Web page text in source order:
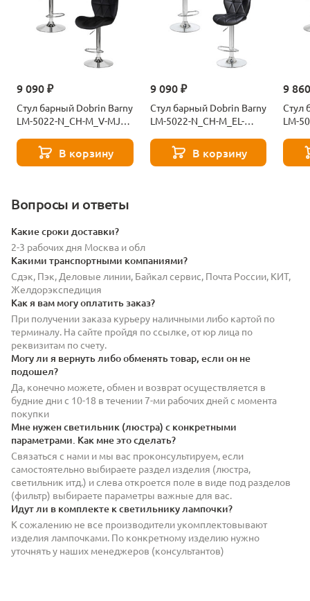
9 090 ₽
Стул барный Dobrin Barny
LM-5022-N_CH-M_V-MJ9-
В корзину
9 090 ₽
Стул барный Dobrin Barny
LM-5022-N_CH-M_EL-
В корзину
9
Стул
LM-
Вопросы и ответы
Какие сроки доставки?
2-3 рабочих дня Москва и обл
Какими транспортными компаниями?
Сдэк, Пэк, Деловые линии, Байкал сервис, Почта России, КИТ,
Желдорэкспедиция
Как я вам могу оплатить заказ?
При получении заказа курьеру наличными либо картой по
терминалу. На сайте пройдя по ссылке, от юр лица по
реквизитам по счету.
Могу ли я вернуть либо обменять товар, если он не
подошел?
Да, конечно можете, обмен и возврат осуществляется в
будние дни с 10-18 в течении 7-ми рабочих дней с момента
покупки
Мне нужен светильник (люстра) с конкретными
параметрами. Как мне это сделать?
Связаться с нами и мы вас проконсультируем, если
самостоятельно выбираете раздел изделия (люстра,
светильник итд.) и слева откроется поле в виде под разделов
(фильтр) выбираете параметры важные для вас.
Идут ли в комплекте к светильнику лампочки?
К сожалению не все производители укомплектовывают
изделия лампочками. По конкретному изделию нужно
уточнять у наших менеджеров (консультантов)